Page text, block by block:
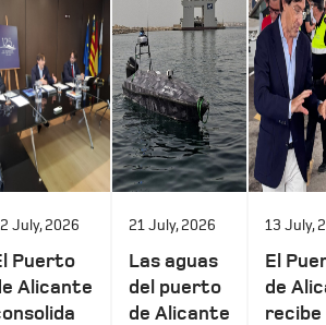
July, 2026
Puerto
Alicante
21 July, 2026
Las aguas
del puerto
de Alicante
13 July,
El
de
recibe